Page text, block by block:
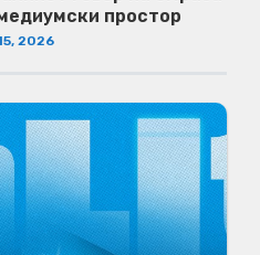
простор
2026